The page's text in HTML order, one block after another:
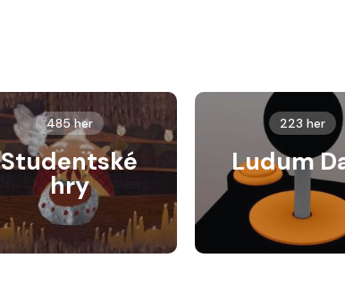
485 her
Studentské
hry
223 her
Ludum